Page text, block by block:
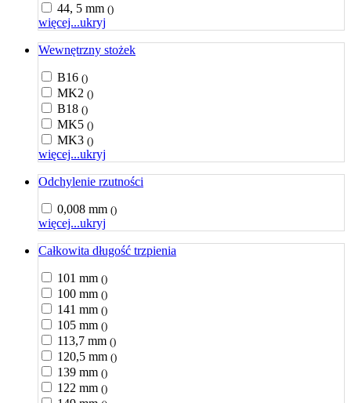
44, 5 mm ()
więcej...ukryj
Wewnętrzny stożek
B16 ()
MK2 ()
B18 ()
MK5 ()
MK3 ()
więcej...ukryj
Odchylenie rzutności
0,008 mm ()
więcej...ukryj
Całkowita długość trzpienia
101 mm ()
100 mm ()
141 mm ()
105 mm ()
113,7 mm ()
120,5 mm ()
139 mm ()
122 mm ()